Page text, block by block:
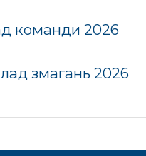
команди 2026
змагань 2026